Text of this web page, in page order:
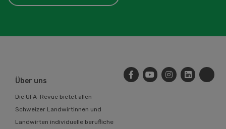
Über uns
Die UFA-Revue bietet allen
Schweizer Landwirtinnen und
Landwirten individuelle berufliche